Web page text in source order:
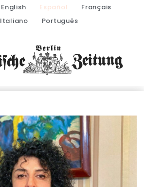
English Español
Français
Italiano
Português